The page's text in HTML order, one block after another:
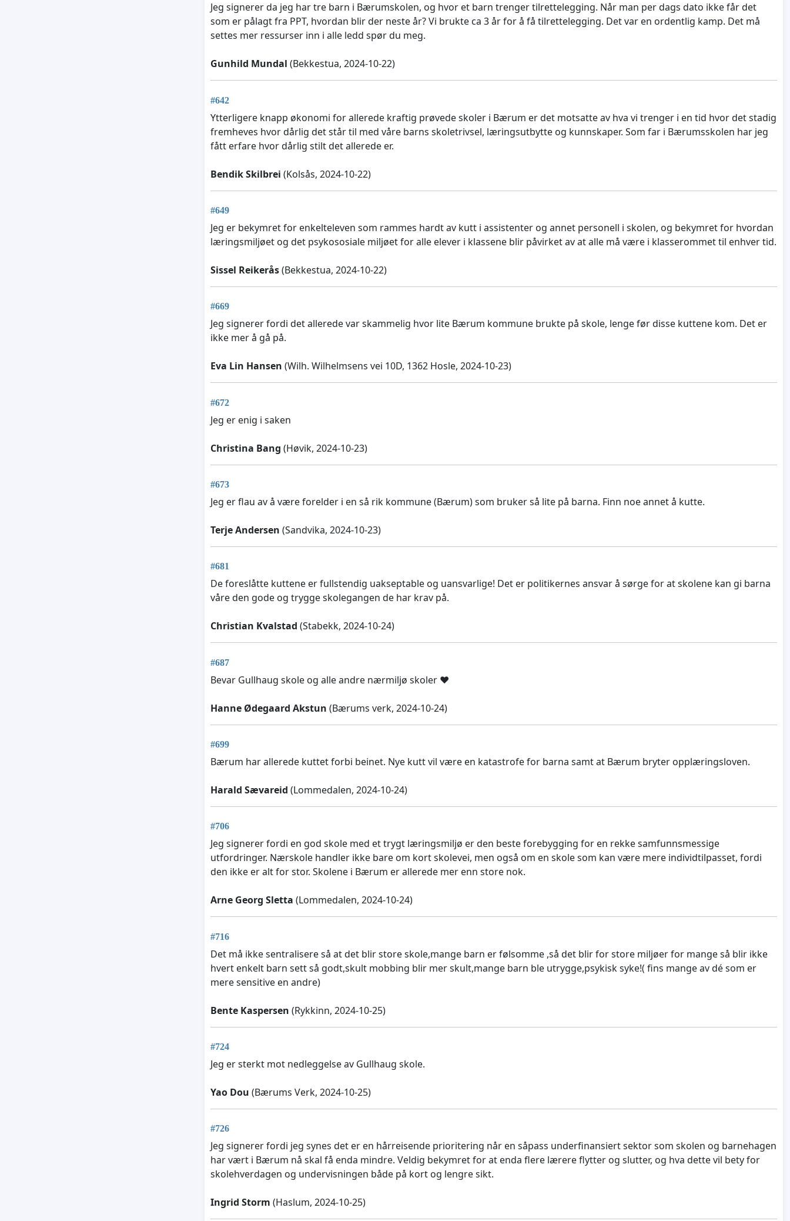
Jeg signerer da jeg har tre barn i Bærumskolen, og hvor et barn trenger tilrettelegging. Når man per dags dato ikke får det
som er pålagt fra PPT, hvordan blir der neste år? Vi brukte ca 3 år for å få tilrettelegging. Det var en ordentlig kamp. Det må
settes mer ressurser inn i alle ledd spør du meg.
Gunhild Mundal (Bekkestua, 2024-10-22)
#642
Ytterligere knapp økonomi for allerede kraftig prøvede skoler i Bærum er det motsatte av hva vi trenger i en tid hvor det stadig
fremheves hvor dårlig det står til med våre barns skoletrivsel, læringsutbytte og kunnskaper. Som far i Bærumsskolen har jeg
fått erfare hvor dårlig stilt det allerede er.
Bendik Skilbrei (Kolsås, 2024-10-22)
#649
Jeg er bekymret for enkelteleven som rammes hardt av kutt i assistenter og annet personell i skolen, og bekymret for hvordan
læringsmiljøet og det psykososiale miljøet for alle elever i klassene blir påvirket av at alle må være i klasserommet til enhver tid.
Sissel Reikerås(Bekkestua, 2024-10-22)
#669
Jeg signerer fordi det allerede var skammelig hvor lite Bærum kommune brukte på skole, lenge før disse kuttene kom. Det er
ikke mer å gå på.
Eva Lin Hansen (Wilh. Wilhelmsens vei 10D, 1362 Hosle, 2024-10-23)
#672
Jeg er enig i saken
Christina Bang (Høvik, 2024-10-23)
#673
Jeg er flau av å være forelder i en så rik kommune (Bærum) som bruker så lite på barna. Finn noe annet å kutte.
Terje Andersen (Sandvika, 2024-10-23)
#681
De foreslåtte kuttene er fullstendig uakseptable og uansvarlige! Det er politikernes ansvar å sørge for at skolene kan gi barna
våre den gode og trygge skolegangen de har krav på.
Christian Kvalstad (Stabekk, 2024-10-24)
#687
Bevar Gullhaug skole og alle andre nærmiljø skoler ❤️
Hanne Ødegaard Akstun (Bærums verk, 2024-10-24)
#699
Bærum har allerede kuttet forbi beinet. Nye kutt vil være en katastrofe for barna samt at Bærum bryter opplæringsloven.
Harald Sævareid (Lommedalen, 2024-10-24)
#706
Jeg signerer fordi en god skole med et trygt læringsmiljø er den beste forebygging for en rekke samfunnsmessige
utfordringer. Nærskole handler ikke bare om kort skolevei, men også om en skole som kan være mere individtilpasset, fordi
den ikke er alt for stor. Skolene i Bærum er allerede mer enn store nok.
Arne Georg Sletta (Lommedalen, 2024-10-24)
#716
Det må ikke sentralisere så at det blir store skole,mange barn er følsomme ,så det blir for store miljøer for mange så blir ikke
hvert enkelt barn sett så godt,skult mobbing blir mer skult,mange barn ble utrygge,psykisk syke!( fins mange av dé som er
mere sensitive en andre)
Bente Kaspersen (Rykkinn, 2024-10-25)
#724
Jeg er sterkt mot nedleggelse av Gullhaug skole.
Yao Dou (Bærums Verk, 2024-10-25)
#726
Jeg signerer fordi jeg synes det er en hårreisende prioritering når en såpass underfinansiert sektor som skolen og barnehagen
har vært i Bærum nå skal få enda mindre. Veldig bekymret for at enda flere lærere flytter og slutter, og hva dette vil bety for
skolehverdagen og undervisningen både på kort og lengre sikt.
Ingrid Storm (Haslum, 2024-10-25)